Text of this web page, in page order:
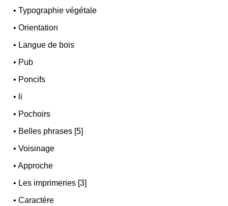
•Typographie végétale
•Orientation
• Langue de bois
• Pub
• Poncifs
• li
• Pochoirs
• Belles phrases [5]
•Voisinage
•Approche
• Les imprimeries [3]
•Caractère